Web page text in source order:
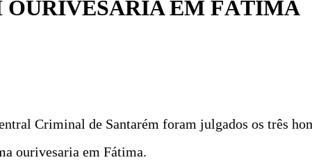
OURIVESARIA EM FÁTIMA
Criminal de Santarém foram julgados os três
ourivesaria em Fátima.